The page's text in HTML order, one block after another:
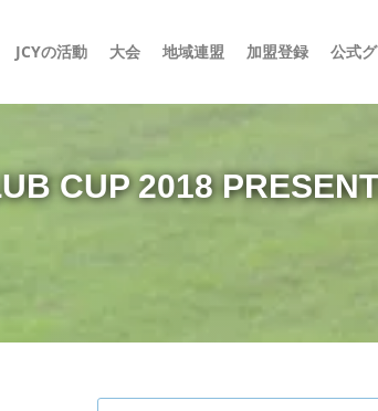
JCYの活動 大会 地域連盟 加盟登録 公式
CUP 2018